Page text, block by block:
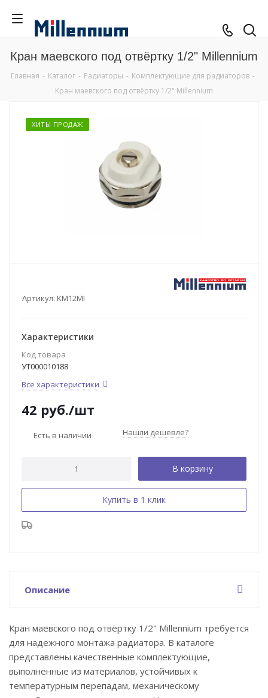
Кран маевского под отвёртку 1/2" Millennium
Главная - Каталог - Радиаторы - Комплектующие для радиаторов -
Кран маевского под отвёртку 1/2" Millennium
ХИТЫ ПРОДАЖ
Артикул: KM12MI
Характеристики
Код товара
УТ000010188
Все характеристики
42 руб./шт
Есть в наличии Нашли дешевле?
В корзину
Купить в 1 клик
Описание
Кран маевского под отвёртку 1/2" Millennium требуется
для надежного монтажа радиатора. В каталоге
представлены качественные комплектующие,
выполненные из материалов, устойчивых к
температурным перепадам, механическому